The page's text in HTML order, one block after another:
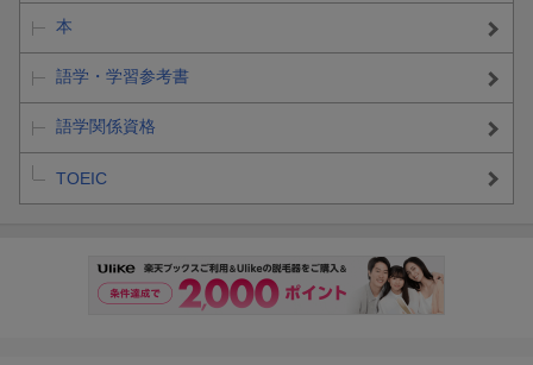
本
語学・学習参考書
語学関係資格
TOEIC